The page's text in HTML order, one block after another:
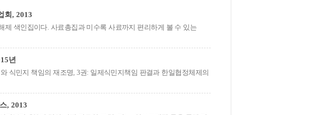
회, 2013
제 색인집이다. 사료총집과 미수록 사료까지 편리하게 볼 수 있는
년
식민지 책임의 재조명, 3권: 일제식민지책임 판결과 한일협정체제의
, 2013